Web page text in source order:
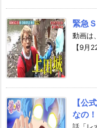
緊急
動画は
【9月
【公
なの！